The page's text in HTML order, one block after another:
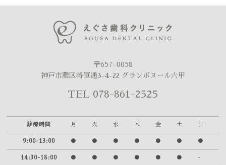
〒657-0058
神戸市灘区将軍通3-4-22 グランボヌール六甲
TEL 078-861-2525
診療時間 月 火 水 木 金 土 日
9:00-13:00 ● ● ● ● ● ● ●
14:30-18:00 ● ● ● ● ● ● -